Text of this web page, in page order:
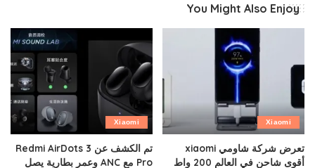
You Might Also Enjoy
Xiaomi
تعرض شركة شاومي xiaomi
أقوى شاحن في العالم 200 واط
Xiaomi
تم الكشف عن Redmi AirDots 3
Pro مع ANC وعمر بطارية يصل